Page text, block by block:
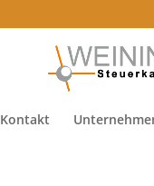
Kontakt